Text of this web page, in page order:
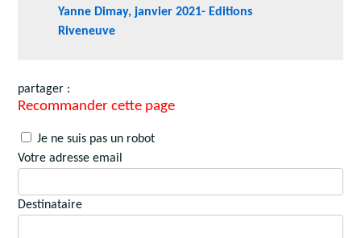
Yanne Dimay, janvier 2021- Editions
Riveneuve
partager :
Recommander cette page
Je ne suis pas un robot
Votre adresse email
Destinataire